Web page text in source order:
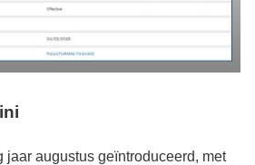
jaar augustus geïntroduceerd, met